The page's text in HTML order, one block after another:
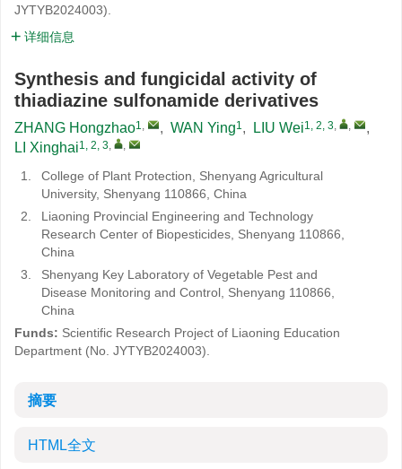
JYTYB2024003).
详细信息
Synthesis and fungicidal activity of
thiadiazine sulfonamide derivatives
ZHANG Hongzhao1, , WAN Ying1, LIU Wei1, 2, 3, ,
,
LI Xinghai1, 2, 3, ,
1.
College of Plant Protection, Shenyang Agricultural
University, Shenyang 110866, China
2.
Liaoning Provincial Engineering and Technology
Research Center of Biopesticides, Shenyang 110866,
China
3.
Shenyang Key Laboratory of Vegetable Pest and
Disease Monitoring and Control, Shenyang 110866,
China
Funds: Scientific Research Project of Liaoning Education
Department (No. JYTYB2024003).
摘要
HTML全文